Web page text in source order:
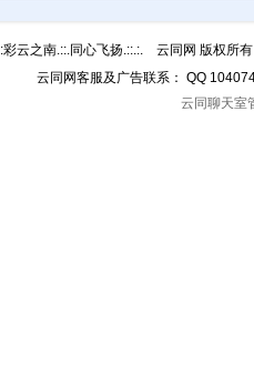
..:彩云之南.::.同心飞扬.::.:. 云同网 版权所
云同网客服及广告联系： QQ
云同聊天室